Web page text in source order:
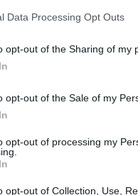
Data Processing Opt Outs
opt-out of the Sharing of my
opt-out of the Sale of my
opt-out of processing my
opt-out of Collection, Use,
του ChatGPT το